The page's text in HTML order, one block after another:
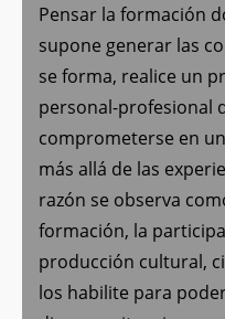
Pensar la formación
supone generar las
se forma, realice un
personal-profesional
comprometerse en
más allá de las
razón se observa
formación, la
producción cultural,
los habilite para